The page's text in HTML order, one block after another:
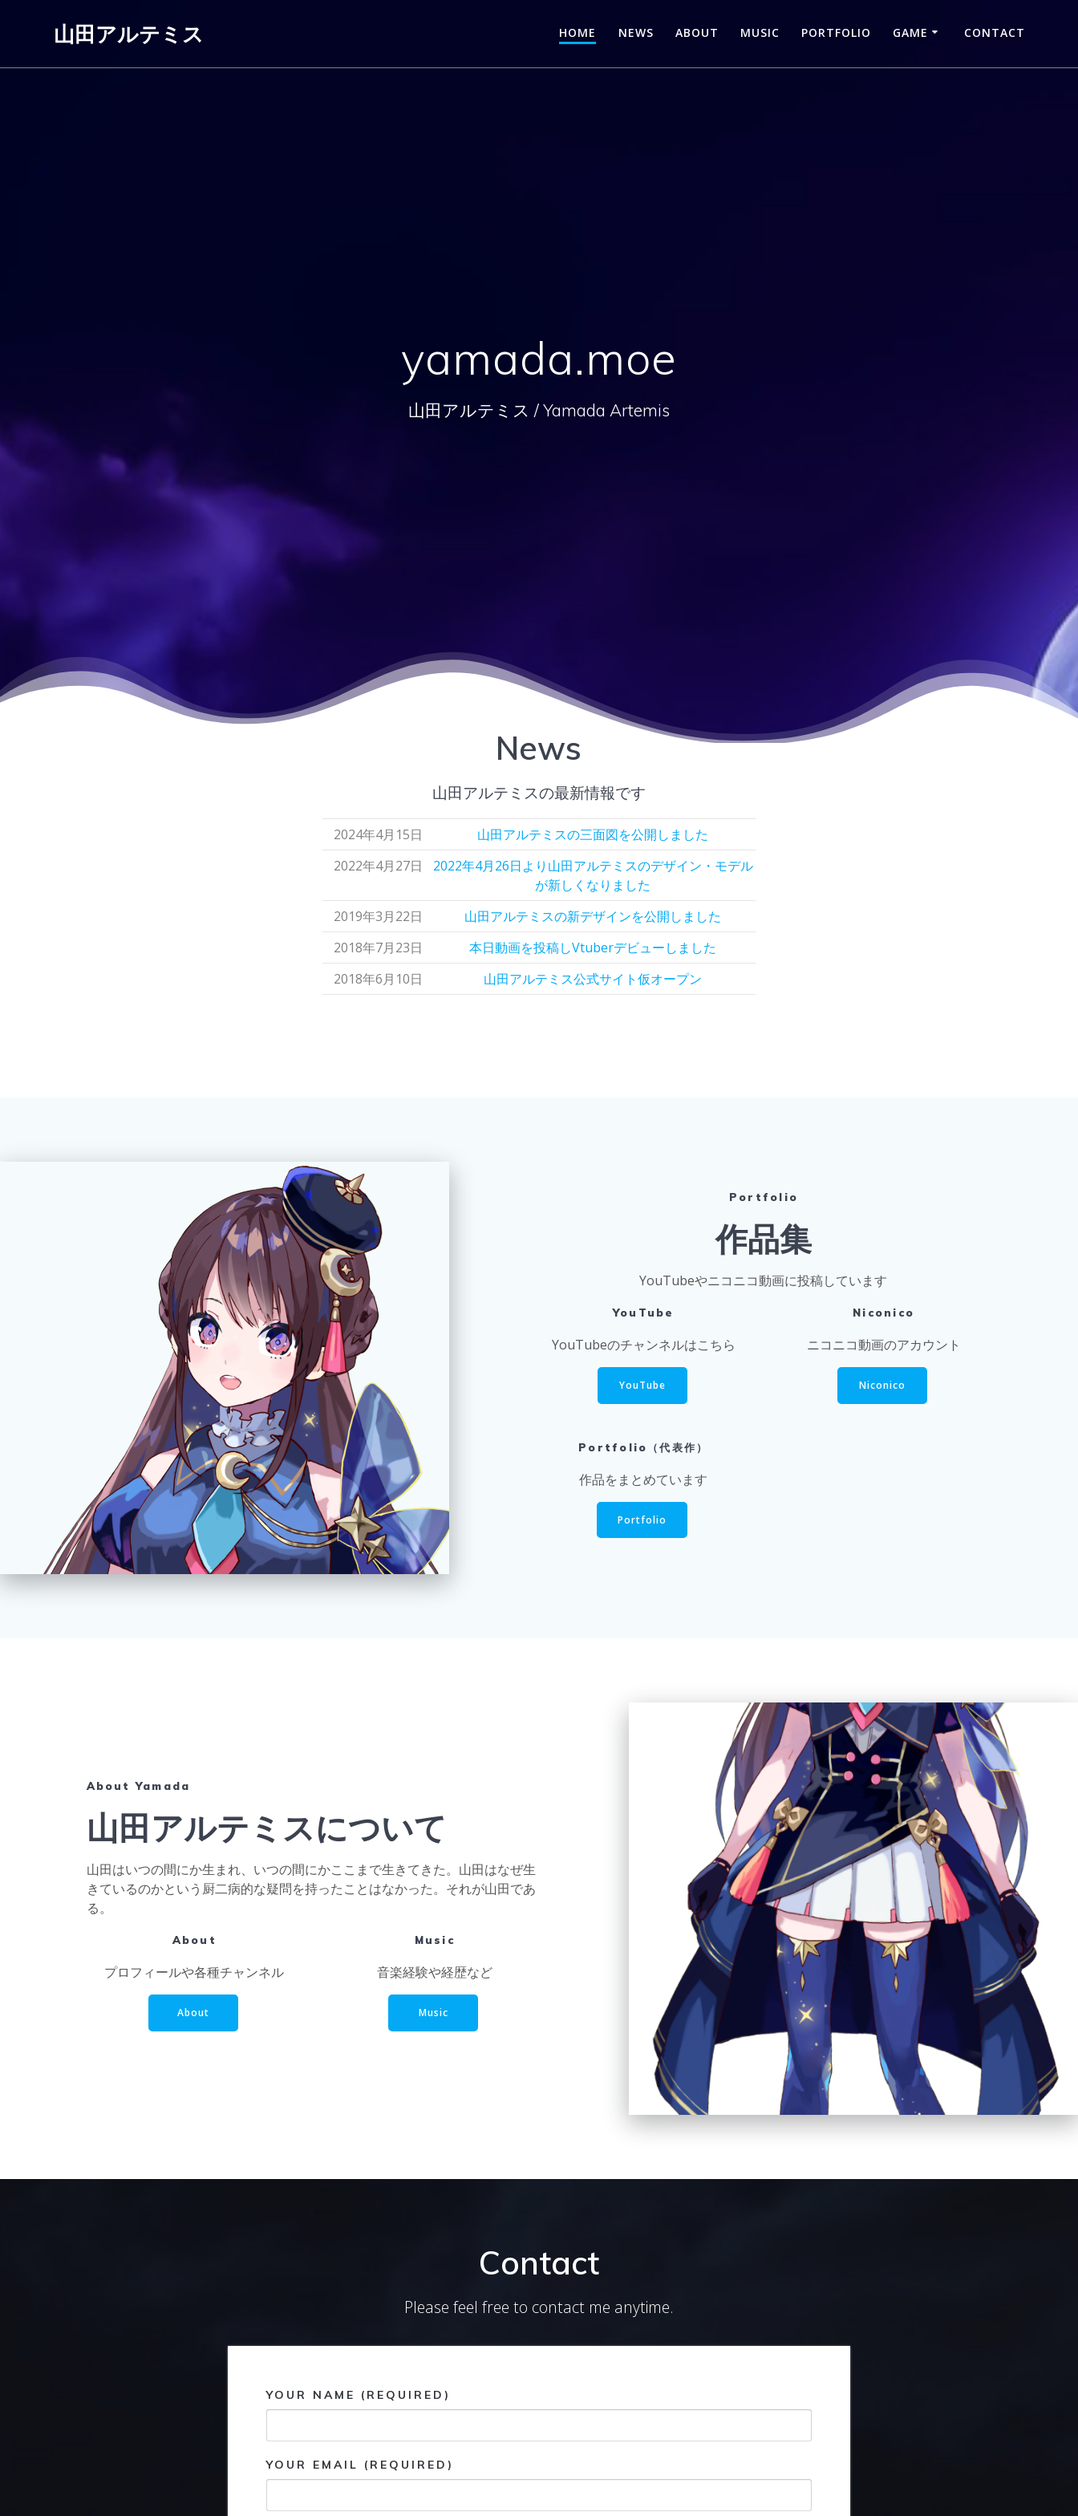
ン
山田アルテミス HOME NEWS ABOUT MUSIC PORTFOLIO GAME CONTACT
yamada.moe
山田アルテミス / Yamada Artemis
News
山田アルテミスの最新情報です
2024年4月15日
山田アルテミスの三面図を公開しました
2022年4月27日
2022年4月26日より山田アルテミスのデザイン・モデル
が新しくなりました
2019年3月22日
山田アルテミスの新デザインを公開しました
2018年7月23日
本日動画を投稿しVtuberデビューしました
2018年6月10日
山田アルテミス公式サイト仮オープン
Portfolio
作品集
YouTubeやニコニコ動画に投稿しています
YouTube
YouTubeのチャンネルはこちら
YouTube
Niconico
ニコニコ動画のアカウント
Niconico
Portfolio（代表作）
作品をまとめています
Portfolio
About Yamada
山田アルテミスについて
山田はいつの間にか生まれ、いつの間にかここまで生きてきた。山田はなぜ生
きているのかという厨二病的な疑問を持ったことはなかった。それが山田であ
る。
About
プロフィールや各種チャンネル
About
Music
音楽経験や経歴など
Music
Contact
Please feel free to contact me anytime.
YOUR NAME (REQUIRED)
YOUR EMAIL (REQUIRED)